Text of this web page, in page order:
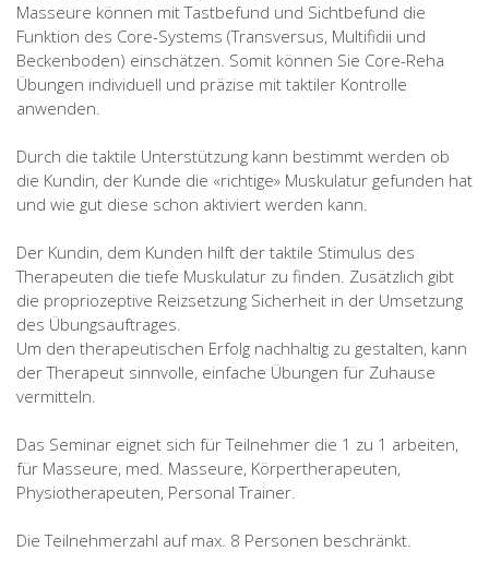
Masseure können mit Tastbefund und Sichtbefund die
Funktion des Core-Systems (Transversus, Multifidii und
Beckenboden) einschätzen. Somit können Sie Core-Reha
Übungen individuell und präzise mit taktiler Kontrolle
anwenden.
Durch die taktile Unterstützung kann bestimmt werden ob
die Kundin, der Kunde die «richtige» Muskulatur gefunden hat
und wie gut diese schon aktiviert werden kann.
Der Kundin, dem Kunden hilft der taktile Stimulus des
Therapeuten die tiefe Muskulatur zu finden. Zusätzlich gibt
die propriozeptive Reizsetzung Sicherheit in der Umsetzung
des Übungsauftrages.
Um den therapeutischen Erfolg nachhaltig zu gestalten, kann
der Therapeut sinnvolle, einfache Übungen für Zuhause
vermitteln.
Das Seminar eignet sich für Teilnehmer die 1 zu 1 arbeiten,
für Masseure, med. Masseure, Körpertherapeuten,
Physiotherapeuten, Personal Trainer.
Die Teilnehmerzahl auf max. 8 Personen beschränkt.